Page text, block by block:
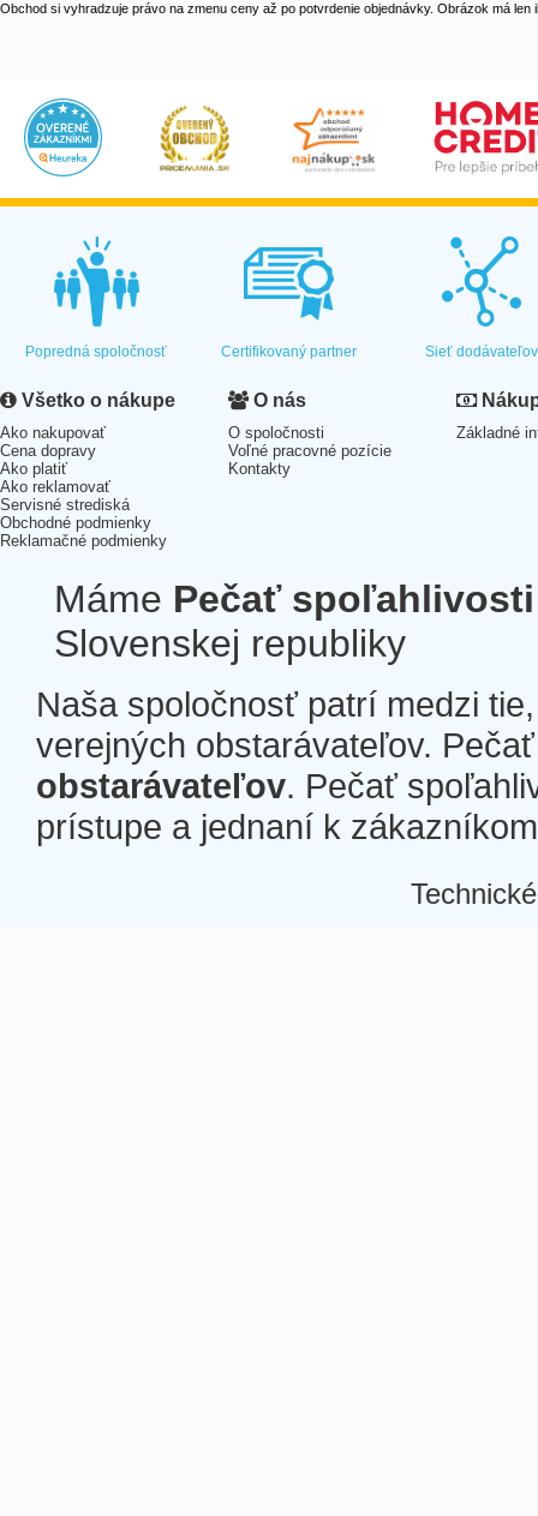
Obchod si vyhradzuje právo na zmenu ceny až po potvrdenie objednávky. Obrázok má len
Popredná spoločnosť Certifikovaný partner Sieť dodávateľov
Všetko o nákupe
Ako nakupovať
Cena dopravy
Ako platiť
Ako reklamovať
Servisné strediská
Obchodné podmienky
Reklamačné podmienky
O nás
O spoločnosti
Voľné pracovné pozície
Kontakty
Základné
Máme Pečať spoľahlivosti
Slovenskej republiky
Naša spoločnosť patrí medzi
verejných obstarávateľov.
obstarávateľov. Pečať
prístupe a jednaní k